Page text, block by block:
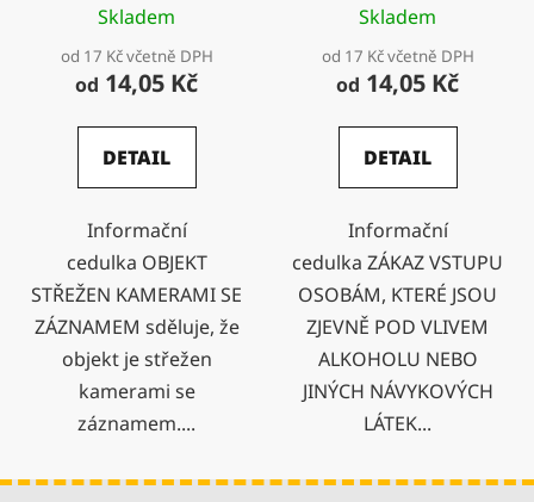
Skladem
od 17 Kč včetně DPH
od 14,05 Kč
DETAIL
Informační
cedulka OBJEKT
STŘEŽEN KAMERAMI SE
ZÁZNAMEM sděluje, že
objekt je střežen
kamerami se
záznamem....
ALKOHOLU NEBO
JINÝCH NÁVYKOVÝCH
LÁTEK
Skladem
od 17 Kč včetně DPH
od 14,05 Kč
DETAIL
Informační
cedulka ZÁKAZ VSTUPU
OSOBÁM, KTERÉ JSOU
ZJEVNĚ POD VLIVEM
ALKOHOLU NEBO
JINÝCH NÁVYKOVÝCH
LÁTEK...